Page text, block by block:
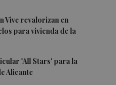
Vive revalorizan en
para vivienda de la
'All Stars' para la
Alicante